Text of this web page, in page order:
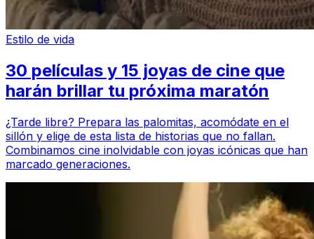
Estilo de vida
30 películas y 15 joyas de cine que
harán brillar tu próxima maratón
¿Tarde libre? Prepara las palomitas, acomódate en el
sillón y elige de esta lista de historias que no fallan.
Combinamos cine inolvidable con joyas icónicas que han
marcado generaciones.